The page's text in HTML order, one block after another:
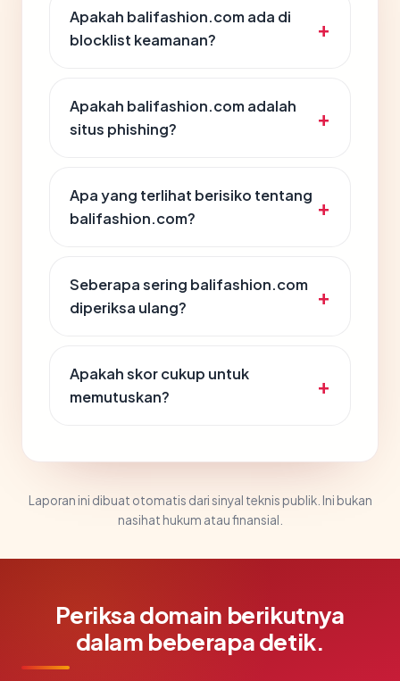
Apakah balifashion.com ada di
blocklist keamanan?
Apakah balifashion.com adalah
situs phishing?
Apa yang terlihat berisiko tentang
balifashion.com?
Seberapa sering balifashion.com
diperiksa ulang?
Apakah skor cukup untuk
memutuskan?
Laporan ini dibuat otomatis dari sinyal teknis publik. Ini bukan
nasihat hukum atau finansial.
Periksa domain berikutnya
dalam beberapa detik.